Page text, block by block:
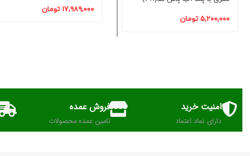
۵,۲۰۰,۰۰۰ تومان
۱۷,۹۸۹,۰۰۰ تومان
امنیت خرید
دارای نماد اعتماد
فروش عمده
تامین عمده محصولات